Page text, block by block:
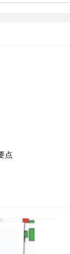
点